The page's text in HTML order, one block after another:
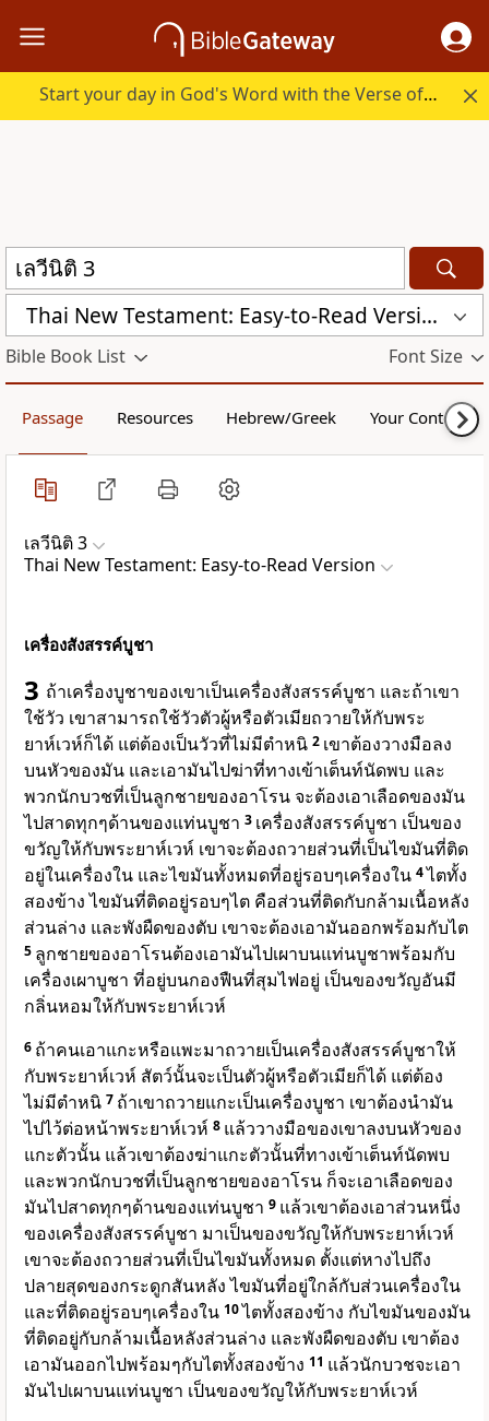
Start your day in God's Word with the Verse of the Day.
Thai New Testament: Easy-to-Read Version (ERV-TH)
Bible Book List Font Size
Passage Resources Hebrew/Greek Your Content
เลวีนิติ 3
Thai New Testament: Easy-to-Read Version
เครื่องสังสรรค์บูชา
3 ถ้าเครื่องบูชาของเขาเป็นเครื่องสังสรรค์บูชา และถ้าเขา
ใช้วัว เขาสามารถใช้วัวตัวผู้หรือตัวเมียถวายให้กับพระ
ยาห์เวห์ก็ได้ แต่ต้องเป็นวัวที่ไม่มีตำหนิ 2 เขาต้องวางมือลง
บนหัวของมัน และเอามันไปฆ่าที่ทางเข้าเต็นท์นัดพบ และ
พวกนักบวชที่เป็นลูกชายของอาโรน จะต้องเอาเลือดของมัน
ไปสาดทุกๆด้านของแท่นบูชา 3 เครื่องสังสรรค์บูชา เป็นของ
ขวัญให้กับพระยาห์เวห์ เขาจะต้องถวายส่วนที่เป็นไขมันที่ติด
อยู่ในเครื่องใน และไขมันทั้งหมดที่อยู่รอบๆเครื่องใน 4ไตทั้ง
สองข้าง ไขมันที่ติดอยู่รอบๆไต คือส่วนที่ติดกับกล้ามเนื้อหลัง
ส่วนล่าง และพังผืดของตับ เขาจะต้องเอามันออกพร้อมกับไต
5 ลูกชายของอาโรนต้องเอามันไปเผาบนแท่นบูชาพร้อมกับ
เครื่องเผาบูชา ที่อยู่บนกองฟืนที่สุมไฟอยู่ เป็นของขวัญอันมี
กลิ่นหอมให้กับพระยาห์เวห์
6 ถ้าคนเอาแกะหรือแพะมาถวายเป็นเครื่องสังสรรค์บูชาให้
กับพระยาห์เวห์ สัตว์นั้นจะเป็นตัวผู้หรือตัวเมียก็ได้ แต่ต้อง
ไม่มีตำหนิ 7 ถ้าเขาถวายแกะเป็นเครื่องบูชา เขาต้องนำมัน
ไปไว้ต่อหน้าพระยาห์เวห์ 8 แล้ววางมือของเขาลงบนหัวของ
แกะตัวนั้น แล้วเขาต้องฆ่าแกะตัวนั้นที่ทางเข้าเต็นท์นัดพบ
และพวกนักบวชที่เป็นลูกชายของอาโรน ก็จะเอาเลือดของ
มันไปสาดทุกๆด้านของแท่นบูชา 9 แล้วเขาต้องเอาส่วนหนึ่ง
ของเครื่องสังสรรค์บูชา มาเป็นของขวัญให้กับพระยาห์เวห์
เขาจะต้องถวายส่วนที่เป็นไขมันทั้งหมด ตั้งแต่หางไปถึง
ปลายสุดของกระดูกสันหลัง ไขมันที่อยู่ใกล้กับส่วนเครื่องใน
และที่ติดอยู่รอบๆเครื่องใน 10ไตทั้งสองข้าง กับไขมันของมัน
ที่ติดอยู่กับกล้ามเนื้อหลังส่วนล่าง และพังผืดของตับ เขาต้อง
เอามันออกไปพร้อมๆกับไตทั้งสองข้าง 11 แล้วนักบวชจะเอา
มันไปเผาบนแท่นบูชา เป็นของขวัญให้กับพระยาห์เวห์